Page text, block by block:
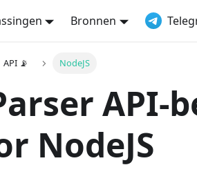
Bronnen
API 📡 NodeJS
API-
NodeJS